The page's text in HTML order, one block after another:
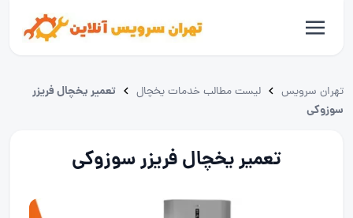
تهران سرویس لیست مطالب خدمات یخچال
تعمیر یخچال فریزر
سوزوکی
تعمیر یخچال فریزر سوزوکی